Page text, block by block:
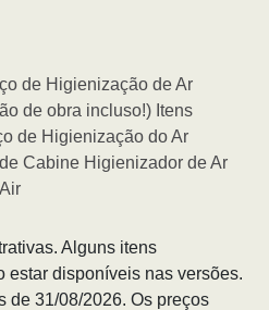
de Higienização de Ar
de obra incluso!) Itens
de Higienização do Ar
Cabine Higienizador de Ar
Alguns itens
estar disponíveis nas versões.
de 31/08/2026. Os preços